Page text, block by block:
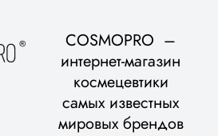
COSMOPRO –
интернет-магазин
космецевтики
самых известных
мировых брендов